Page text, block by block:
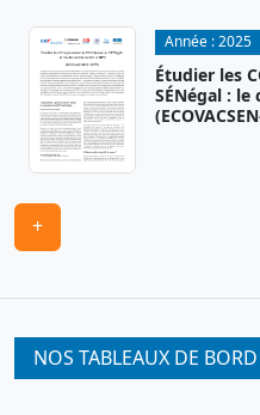
Année :2025
Étudier les
SÉNégal : le
+
NOS TABLEAUX DE BORD